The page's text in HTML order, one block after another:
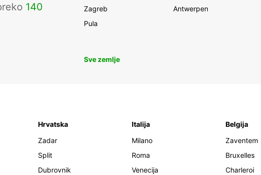
140
Zagreb
Pula
Antwerpen
Sve zemlje
Hrvatska
Zadar
Split
Dubrovnik
Italija
Milano
Roma
Venecija
Belgija
Zaventem
Bruxelles
Charleroi